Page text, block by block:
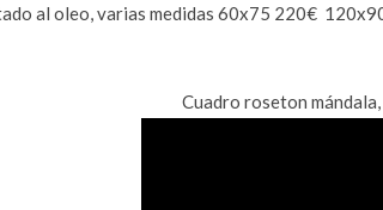
al oleo, varias medidas 60x75 220€
Cuadro roseton